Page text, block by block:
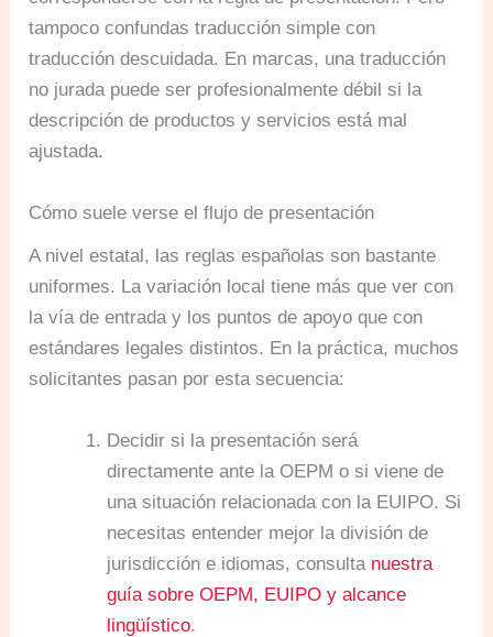
tampoco confundas traducción simple con
traducción descuidada. En marcas, una traducción
no jurada puede ser profesionalmente débil si la
descripción de productos y servicios está mal
ajustada.
Cómo suele verse el flujo de presentación
A nivel estatal, las reglas españolas son bastante
uniformes. La variación local tiene más que ver con
la vía de entrada y los puntos de apoyo que con
estándares legales distintos. En la práctica, muchos
solicitantes pasan por esta secuencia:
Decidir si la presentación será
directamente ante la OEPM o si viene de
una situación relacionada con la EUIPO. Si
necesitas entender mejor la división de
jurisdicción e idiomas, consulta nuestra
guía sobre OEPM, EUIPO y alcance
lingüístico.